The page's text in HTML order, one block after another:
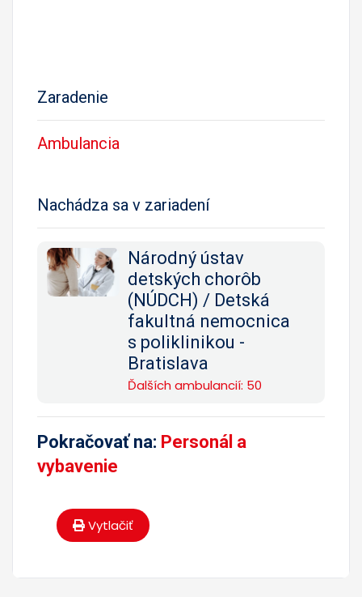
Zaradenie
Ambulancia
Nachádza sa v zariadení
Národný ústav
detských chorôb
(NÚDCH) / Detská
fakultná nemocnica
s poliklinikou -
Bratislava
Ďalších ambulancií: 50
Pokračovať na: Personál a
vybavenie
Vytlačiť